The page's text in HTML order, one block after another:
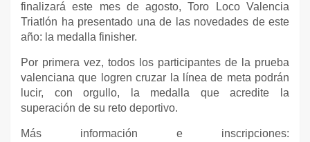
finalizará este mes de agosto, Toro Loco Valencia
Triatlón ha presentado una de las novedades de este
año: la medalla finisher.
Por primera vez, todos los participantes de la prueba
valenciana que logren cruzar la línea de meta podrán
lucir, con orgullo, la medalla que acredite la
superación de su reto deportivo.
Más información e inscripciones: